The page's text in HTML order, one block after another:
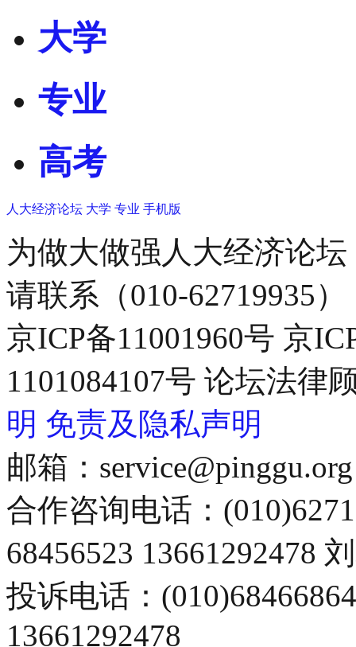
大学
专业
高考
人大经济论坛 大学 专业 手机版
为做大做强人大经济论
请联系（010-62719935）
京ICP备11001960号 京
1101084107号 论坛法律
明 免责及隐私声明
邮箱：service@pinggu.org
合作咨询电话：
68456523 13661292478
投诉电话：
13661292478